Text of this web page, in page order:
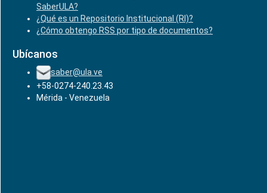
SaberULA?
¿Qué es un Repositorio Institucional (RI)?
¿Cómo obtengo RSS por tipo de documentos?
Ubícanos
saber@ula.ve
+58-0274-240.23.43
Mérida - Venezuela